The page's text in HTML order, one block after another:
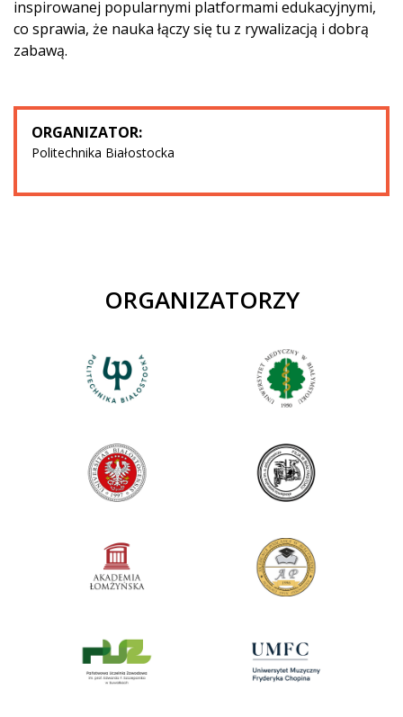
inspirowanej popularnymi platformami edukacyjnymi,
co sprawia, że nauka łączy się tu z rywalizacją i dobrą
zabawą.
ORGANIZATOR:
Politechnika Białostocka
ORGANIZATORZY